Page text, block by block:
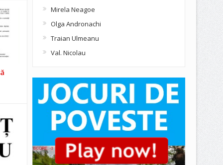
Mirela Neagoe
Olga Andronachi
Traian Ulmeanu
Val. Nicolau